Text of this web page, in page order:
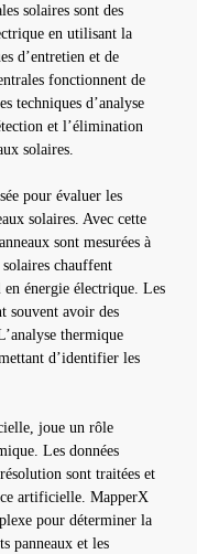
solaires sont des
en utilisant la
d’entretien et de
fonctionnent de
techniques d’analyse
et l’élimination
solaires.
pour évaluer les
solaires. Avec cette
sont mesurées à
chauffent
énergie électrique. Les
souvent avoir des
thermique
d’identifier les
joue un rôle
Les données
sont traitées et
artificielle. MapperX
pour déterminer la
panneaux et les